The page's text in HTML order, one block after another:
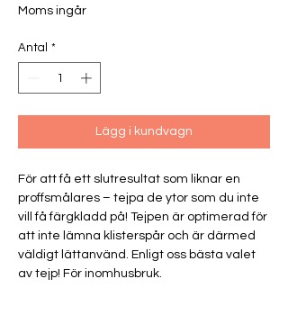
Moms ingår
Antal *
Lägg i kundvagn
För att få ett slutresultat som liknar en
proffsmålares – tejpa de ytor som du inte
vill få färgkladd på! Tejpen är optimerad för
att inte lämna klisterspår och är därmed
väldigt lättanvänd. Enligt oss bästa valet
av tejp! För inomhusbruk.